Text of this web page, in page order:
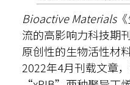
Bioactive Materials
流的高影响力科技期
原创性的生物活性材
2022年4月刊载文章